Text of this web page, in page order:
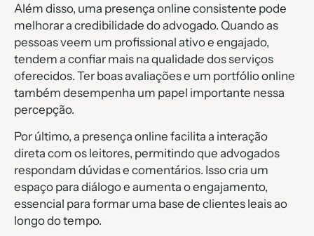
Além disso, uma presença online consistente pode
melhorar a credibilidade do advogado. Quando as
pessoas veem um profissional ativo e engajado,
tendem a confiar mais na qualidade dos serviços
oferecidos. Ter boas avaliações e um portfólio online
também desempenha um papel importante nessa
percepção.
Por último, a presença online facilita a interação
direta com os leitores, permitindo que advogados
respondam dúvidas e comentários. Isso cria um
espaço para diálogo e aumenta o engajamento,
essencial para formar uma base de clientes leais ao
longo do tempo.